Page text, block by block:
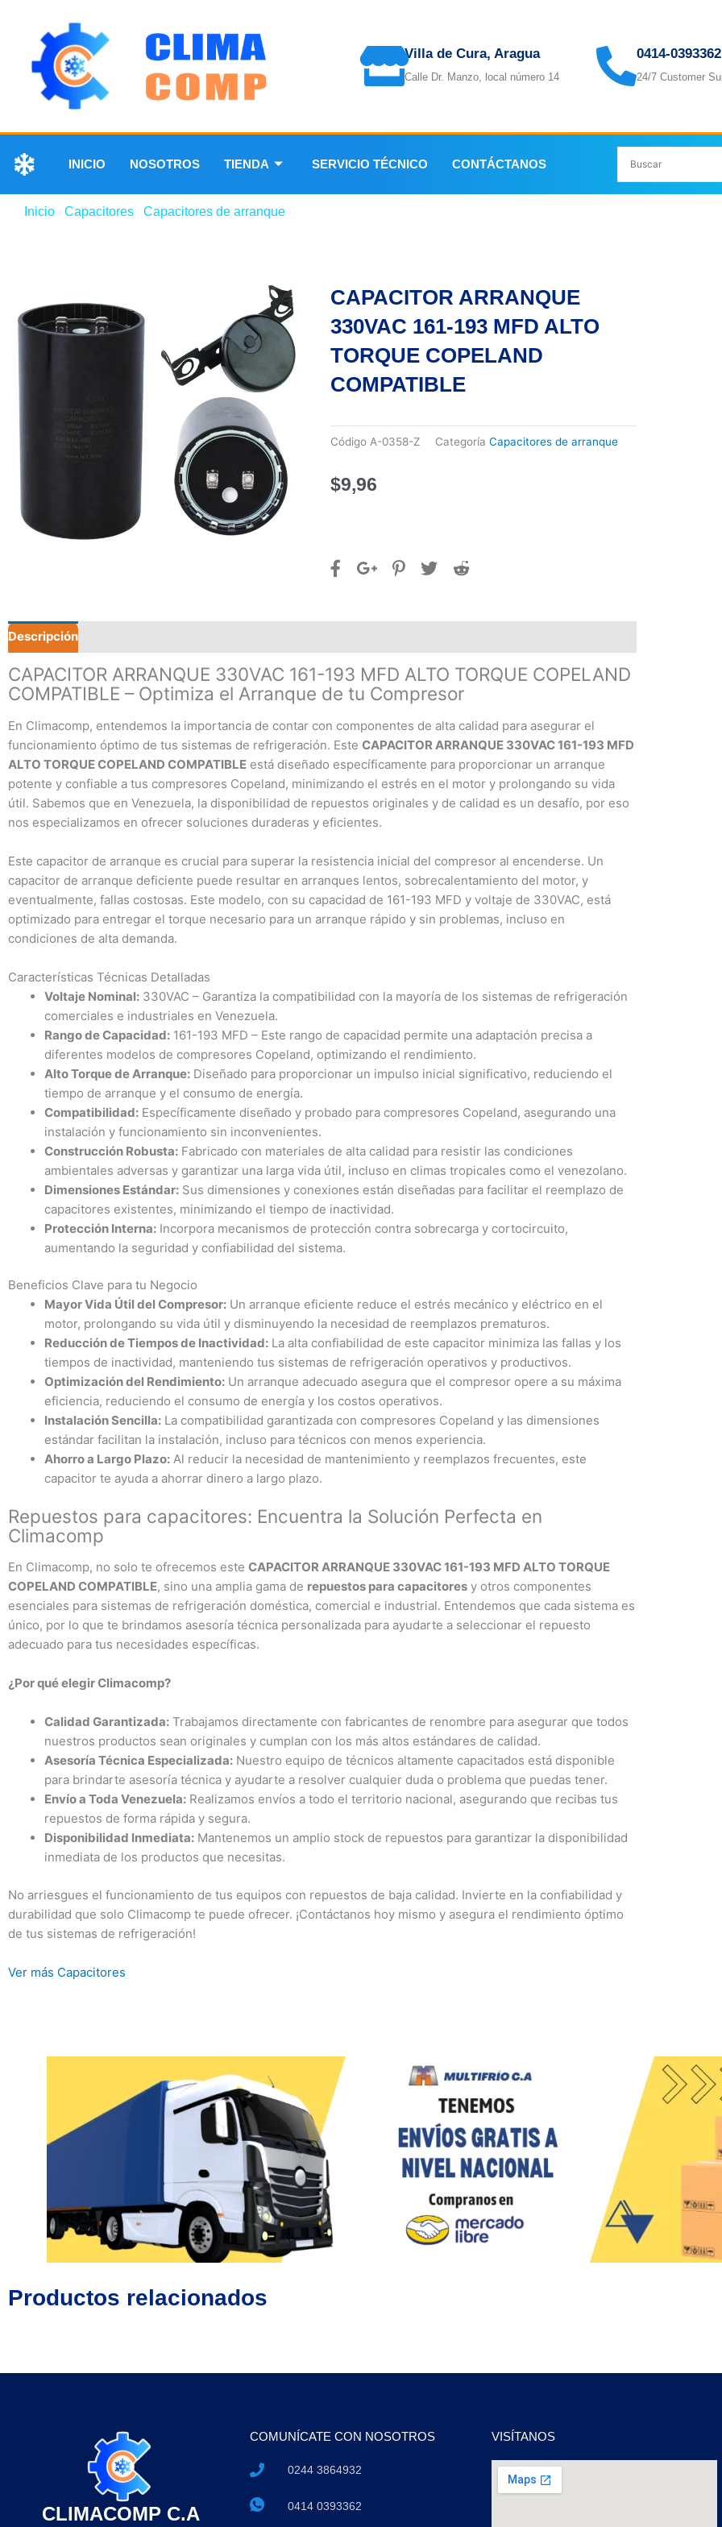
Villa de Cura, Aragua
Calle Dr. Manzo, local número 14
0414-0393362
24/7 Customer
INICIO NOSOTROS TIENDA SERVICIO TÉCNICO CONTÁCTANOS
Inicio Capacitores Capacitores de arranque
CAPACITOR ARRANQUE
330VAC 161-193 MFD ALTO
TORQUE COPELAND
COMPATIBLE
Código A-0358-Z Categoría Capacitores de arranque
$9,96
Descripción
CAPACITOR ARRANQUE 330VAC 161-193 MFD ALTO TORQUE COPELAND
COMPATIBLE – Optimiza el Arranque de tu Compresor
En Climacomp, entendemos la importancia de contar con componentes de alta calidad para asegurar el
funcionamiento óptimo de tus sistemas de refrigeración. Este CAPACITOR ARRANQUE 330VAC 161-193 MFD
ALTO TORQUE COPELAND COMPATIBLE está diseñado específicamente para proporcionar un arranque
potente y confiable a tus compresores Copeland, minimizando el estrés en el motor y prolongando su vida
útil. Sabemos que en Venezuela, la disponibilidad de repuestos originales y de calidad es un desafío, por eso
nos especializamos en ofrecer soluciones duraderas y eficientes.
Este capacitor de arranque es crucial para superar la resistencia inicial del compresor al encenderse. Un
capacitor de arranque deficiente puede resultar en arranques lentos, sobrecalentamiento del motor, y
eventualmente, fallas costosas. Este modelo, con su capacidad de 161-193 MFD y voltaje de 330VAC, está
optimizado para entregar el torque necesario para un arranque rápido y sin problemas, incluso en
condiciones de alta demanda.
Características Técnicas Detalladas
Voltaje Nominal: 330VAC – Garantiza la compatibilidad con la mayoría de los sistemas de refrigeración
comerciales e industriales en Venezuela.
Rango de Capacidad: 161-193 MFD – Este rango de capacidad permite una adaptación precisa a
diferentes modelos de compresores Copeland, optimizando el rendimiento.
Alto Torque de Arranque: Diseñado para proporcionar un impulso inicial significativo, reduciendo el
tiempo de arranque y el consumo de energía.
Compatibilidad: Específicamente diseñado y probado para compresores Copeland, asegurando una
instalación y funcionamiento sin inconvenientes.
Construcción Robusta: Fabricado con materiales de alta calidad para resistir las condiciones
ambientales adversas y garantizar una larga vida útil, incluso en climas tropicales como el venezolano.
Dimensiones Estándar: Sus dimensiones y conexiones están diseñadas para facilitar el reemplazo de
capacitores existentes, minimizando el tiempo de inactividad.
Protección Interna: Incorpora mecanismos de protección contra sobrecarga y cortocircuito,
aumentando la seguridad y confiabilidad del sistema.
Beneficios Clave para tu Negocio
Mayor Vida Útil del Compresor: Un arranque eficiente reduce el estrés mecánico y eléctrico en el
motor, prolongando su vida útil y disminuyendo la necesidad de reemplazos prematuros.
Reducción de Tiempos de Inactividad: La alta confiabilidad de este capacitor minimiza las fallas y los
tiempos de inactividad, manteniendo tus sistemas de refrigeración operativos y productivos.
Optimización del Rendimiento: Un arranque adecuado asegura que el compresor opere a su máxima
eficiencia, reduciendo el consumo de energía y los costos operativos.
Instalación Sencilla: La compatibilidad garantizada con compresores Copeland y las dimensiones
estándar facilitan la instalación, incluso para técnicos con menos experiencia.
Ahorro a Largo Plazo: Al reducir la necesidad de mantenimiento y reemplazos frecuentes, este
capacitor te ayuda a ahorrar dinero a largo plazo.
Repuestos para capacitores: Encuentra la Solución Perfecta en
Climacomp
En Climacomp, no solo te ofrecemos este CAPACITOR ARRANQUE 330VAC 161-193 MFD ALTO TORQUE
COPELAND COMPATIBLE, sino una amplia gama de repuestos para capacitores y otros componentes
esenciales para sistemas de refrigeración doméstica, comercial e industrial. Entendemos que cada sistema es
único, por lo que te brindamos asesoría técnica personalizada para ayudarte a seleccionar el repuesto
adecuado para tus necesidades específicas.
¿Por qué elegir Climacomp?
Calidad Garantizada: Trabajamos directamente con fabricantes de renombre para asegurar que todos
nuestros productos sean originales y cumplan con los más altos estándares de calidad.
Asesoría Técnica Especializada: Nuestro equipo de técnicos altamente capacitados está disponible
para brindarte asesoría técnica y ayudarte a resolver cualquier duda o problema que puedas tener.
Envío a Toda Venezuela: Realizamos envíos a todo el territorio nacional, asegurando que recibas tus
repuestos de forma rápida y segura.
Disponibilidad Inmediata: Mantenemos un amplio stock de repuestos para garantizar la disponibilidad
inmediata de los productos que necesitas.
No arriesgues el funcionamiento de tus equipos con repuestos de baja calidad. Invierte en la confiabilidad y
durabilidad que solo Climacomp te puede ofrecer. ¡Contáctanos hoy mismo y asegura el rendimiento óptimo
de tus sistemas de refrigeración!
Ver más Capacitores
Productos relacionados
CLIMACOMP C.A
COMUNÍCATE CON NOSOTROS
0244 3864932
0414 0393362
VISÍTANOS